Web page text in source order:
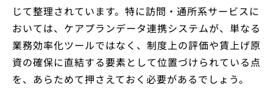
じて整理されています。特に訪問・通所系サービスに
おいては、ケアプランデータ連携システムが、単なる
業務効率化ツールではなく、制度上の評価や賃上げ原
資の確保に直結する要素として位置づけられている点
を、あらためて押さえておく必要があるでしょう。